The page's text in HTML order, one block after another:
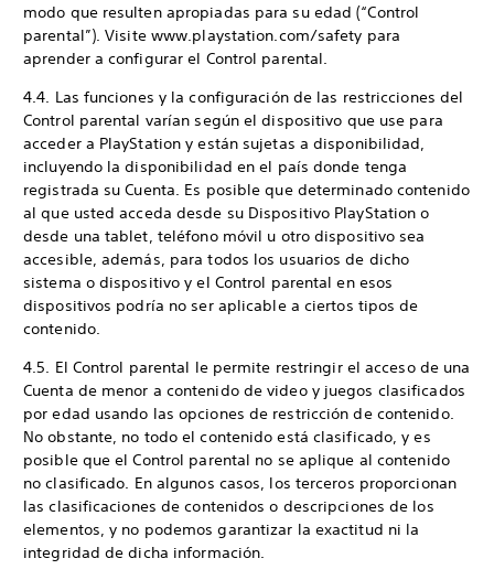
modo que resulten apropiadas para su edad (“Control
parental”). Visite www.playstation.com/safety para
aprender a configurar el Control parental.
4.4. Las funciones y la configuración de las restricciones del
Control parental varían según el dispositivo que use para
acceder a PlayStation y están sujetas a disponibilidad,
incluyendo la disponibilidad en el país donde tenga
registrada su Cuenta. Es posible que determinado contenido
al que usted acceda desde su Dispositivo PlayStation o
desde una tablet, teléfono móvil u otro dispositivo sea
accesible, además, para todos los usuarios de dicho
sistema o dispositivo y el Control parental en esos
dispositivos podría no ser aplicable a ciertos tipos de
contenido.
4.5. El Control parental le permite restringir el acceso de una
Cuenta de menor a contenido de video y juegos clasificados
por edad usando las opciones de restricción de contenido.
No obstante, no todo el contenido está clasificado, y es
posible que el Control parental no se aplique al contenido
no clasificado. En algunos casos, los terceros proporcionan
las clasificaciones de contenidos o descripciones de los
elementos, y no podemos garantizar la exactitud ni la
integridad de dicha información.